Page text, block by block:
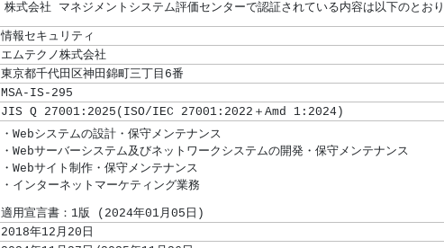
株式会社 マネジメントシステム評価センターで認証されている内容は以下のとお
情報セキュリティ
エムテクノ株式会社
東京都千代田区神田錦町三丁目6番
MSA-IS-295
JIS Q 27001:2025(ISO/IEC 27001:2022＋Amd 1:2024)
適用宣言書：1版 (2024年01月05日)
2018年12月20日